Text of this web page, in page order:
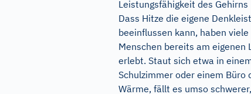
Leistungsfähigkeit des Gehirns
Dass Hitze die eigene
beeinflussen kann, haben viele
Menschen bereits am eigenen
erlebt. Staut sich etwa in
Schulzimmer oder einem Büro
Wärme, fällt es umso